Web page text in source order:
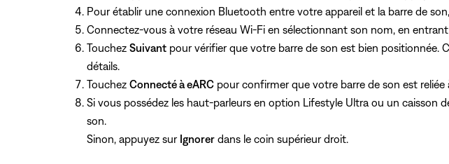
Pour établir une connexion Bluetooth entre votre appareil et la barre de
Connectez-vous à votre réseau Wi-Fi en sélectionnant son nom, en
Touchez Suivant pour vérifier que votre barre de son est bien positionnée.
détails.
Touchez Connecté à eARC pour confirmer que votre barre de son est reliée
Si vous possédez les haut-parleurs en option Lifestyle Ultra ou un caisson
son.
Sinon, appuyez sur Ignorer dans le coin supérieur droit.